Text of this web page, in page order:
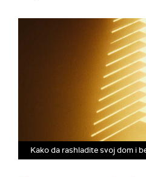
Kako da rashladite svoj dom i